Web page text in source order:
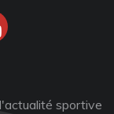
sportive